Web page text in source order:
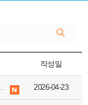
controllers/
작성일
배파가리
2026-04-23